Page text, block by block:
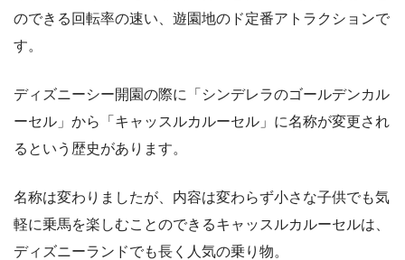
のできる回転率の速い、遊園地のド定番アトラクションで
す。
ディズニーシー開園の際に「シンデレラのゴールデンカル
ーセル」から「キャッスルカルーセル」に名称が変更され
るという歴史があります。
名称は変わりましたが、内容は変わらず小さな子供でも気
軽に乗馬を楽しむことのできるキャッスルカルーセルは、
ディズニーランドでも長く人気の乗り物。